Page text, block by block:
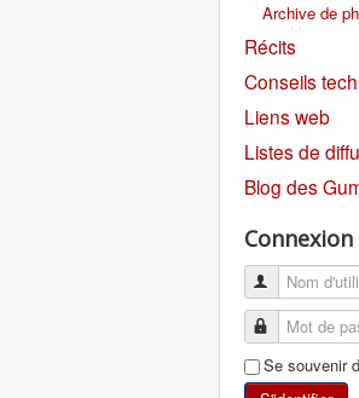
Archive de
Récits
Conseils
Liens web
Listes de
Blog des
Connexion
Se souvenir